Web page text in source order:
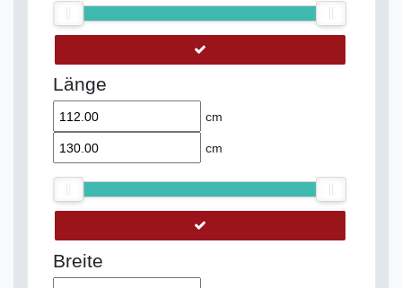
Länge
cm
cm
Breite